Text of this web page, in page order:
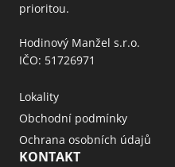
prioritou.
Hodinový Manžel s.r.o.
IČO: 51726971
Lokality
Obchodní podmínky
Ochrana osobních údajů
KONTAKT